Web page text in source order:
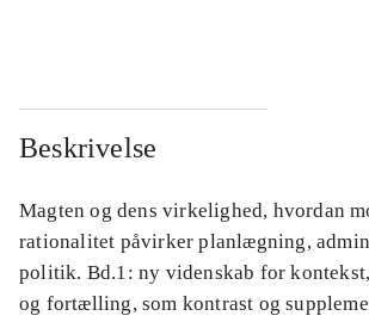
Beskrivelse
Magten og dens virkelighed, hvordan
rationalitet påvirker planlægning,
politik. Bd.1: ny videnskab for
og fortælling, som kontrast og